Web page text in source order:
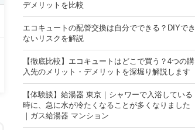
デメリットを比較
エコキュートの配管交換は自分でできる？DIYでき
ないリスクを解説
【徹底比較】エコキュートはどこで買う？4つの購
入先のメリット・デメリットを深堀り解説します
【体験談】給湯器 東京｜シャワーで入浴している
時に、急に水が冷たくなることが多くなりました
｜ガス給湯器 マンション